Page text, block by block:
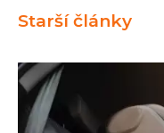
Starší články